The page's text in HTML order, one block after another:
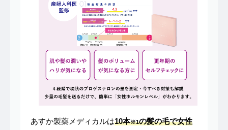
あすか製薬メディカルは10本※1の髪の毛で女性